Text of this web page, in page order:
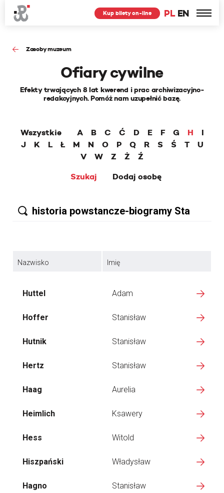
PL EN
Kup bilety on-line
Zasoby muzeum
Ofiary cywilne
Efekty trwających 8 lat kwerend i prac archiwizacyjno-
redakcyjnych. Pomóż nam uzupełnić bazę.
Wszystkie A B C Ć D E F G H
I
J
K L Ł M N O P Q R S Ś T
U
V
W Z Ż
Ź
Szukaj
Dodaj osobę
Nazwisko Imię
Huttel Adam
Hoffer Stanisław
Hutnik Stanisław
Hertz Stanisław
Haag Aurelia
Heimlich Ksawery
Hess Witold
Hiszpański Władysław
Hagno Stanisław